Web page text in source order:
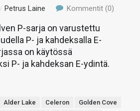
/ Petrus Laine Kommentit (0)
P-sarja on varustettu
P- ja kahdeksalla E-
on käytössä
P- ja kahdeksan E-ydintä.
Alder Lake Celeron
Golden Cove